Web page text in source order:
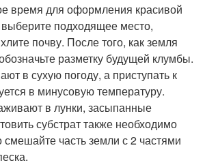
время для оформления красивой
подходящее место,
почву. После того, как земля
разметку будущей клумбы.
в сухую погоду, а приступать к
в минусовую температуру.
в лунки, засыпанные
субстрат также необходимо
смешайте часть земли с 2 частями